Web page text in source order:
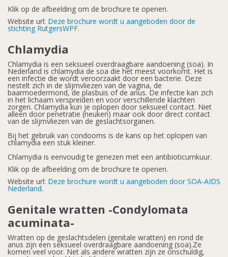
Klik op de afbeelding om de brochure te openen.
Website url: Deze brochure wordt u aangeboden door de
stichting RutgersWPF.
Chlamydia
Chlamydia is een seksueel overdraagbare aandoening (soa). In
Nederland is chlamydia de soa die het meest voorkomt. Het is
een infectie die wordt veroorzaakt door een bacterie. Deze
nestelt zich in de slijmvliezen van de vagina, de
baarmoedermond, de plasbuis of de anus. De infectie kan zich
in het lichaam verspreiden en voor verschillende klachten
zorgen. Chlamydia kun je oplopen door seksueel contact. Niet
alleen door penetratie (neuken) maar ook door direct contact
van de slijmvliezen van de geslachtsorganen.
Bij het gebruik van condooms is de kans op het oplopen van
chlamydia een stuk kleiner.
Chlamydia is eenvoudig te genezen met een antibioticumkuur.
Klik op de afbeelding om de brochure te openen.
Website url: Deze brochure wordt u aangeboden door SOA-AIDS
Nederland.
Genitale wratten -Condylomata
acuminata-
Wratten op de geslachtsdelen (genitale wratten) en rond de
anus zijn een seksueel overdraagbare aandoening (soa).Ze
komen veel voor. Net als andere wratten zijn ze onschuldig,